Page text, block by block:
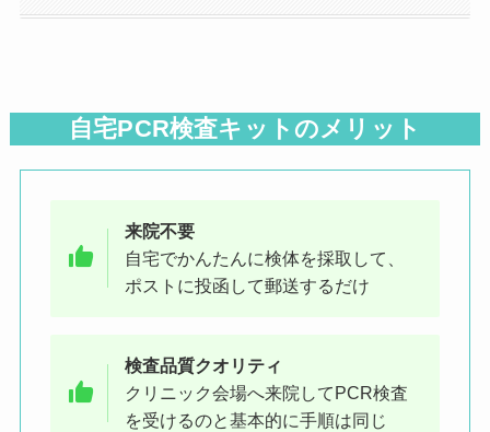
自宅PCR検査キットのメリット
来院不要
自宅でかんたんに検体を採取して、
ポストに投函して郵送するだけ
検査品質クオリティ
クリニック会場へ来院してPCR検査
を受けるのと基本的に手順は同じ